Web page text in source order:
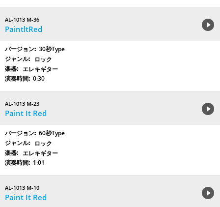
AL-1013 M-36
PaintltRed
30秒Type
ロック
エレキギター
0:30
AL-1013 M-23
Paint It Red
60秒Type
ロック
エレキギター
1:01
AL-1013 M-10
Paint It Red